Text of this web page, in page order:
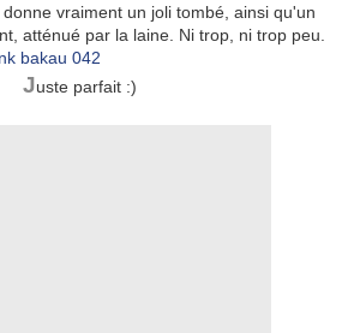
vraiment un joli tombé, ainsi qu'un
atténué par la laine. Ni trop, ni trop peu.
Juste parfait :)